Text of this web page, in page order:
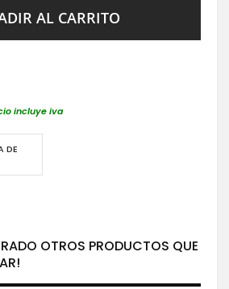
AL CARRITO
incluye iva
DE
OTROS PRODUCTOS QUE